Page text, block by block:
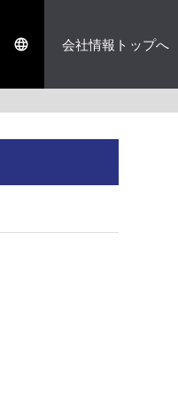
language 会社情報トップへ